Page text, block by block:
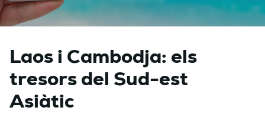
Laos i Cambodja: els
tresors del Sud-est
Asiàtic